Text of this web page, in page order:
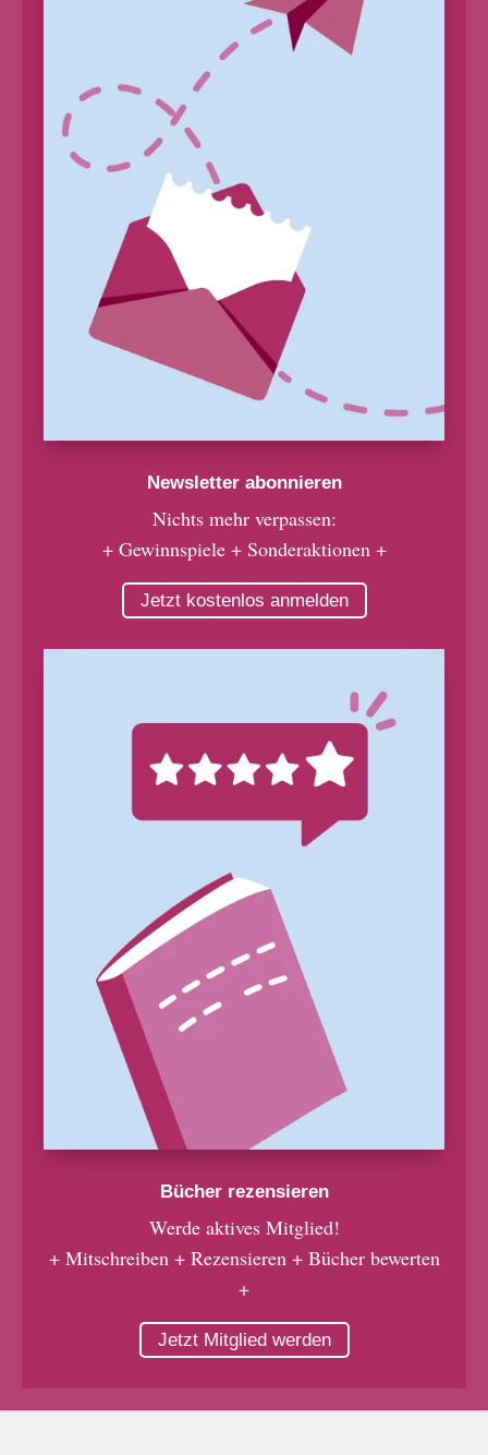
Newsletter abonnieren
Nichts mehr verpassen:
+ Gewinnspiele + Sonderaktionen +
Jetzt kostenlos anmelden
Bücher rezensieren
Werde aktives Mitglied!
+ Mitschreiben + Rezensieren + Bücher bewerten
+
Jetzt Mitglied werden